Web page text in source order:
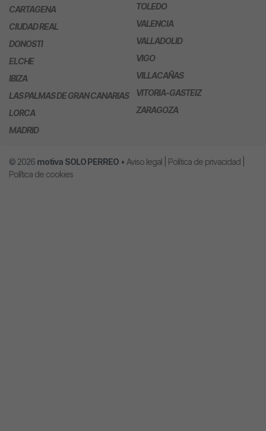
CARTAGENA
CIUDAD REAL
DONOSTI
ELCHE
IBIZA
LAS PALMAS DE GRAN CANARIAS
LORCA
MADRID
TOLEDO
VALENCIA
VALLADOLID
VIGO
VILLACAÑAS
VITORIA-GASTEIZ
ZARAGOZA
© 2026 motiva SOLO PERREO • Aviso legal Política de privacidad
Política de cookies